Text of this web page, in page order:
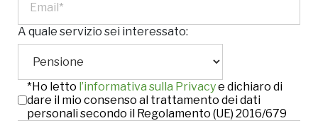
A quale servizio sei interessato:
*Ho letto l’informativa sulla Privacye dichiaro di
dare il mio consenso al trattamento dei dati
personali secondo il Regolamento (UE) 2016/679